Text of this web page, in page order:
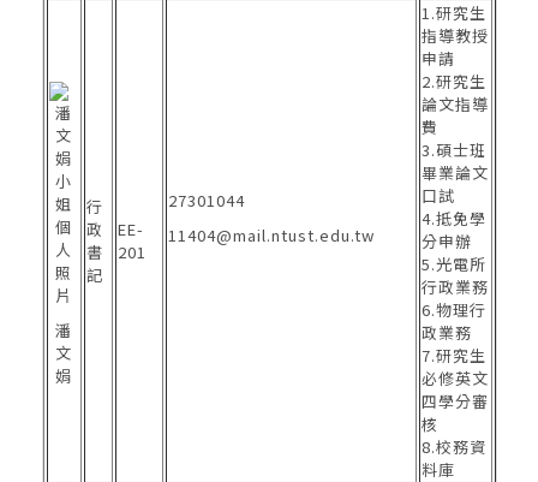
潘
文
娟
行
政
書
記
EE-
201
27301044
11404@mail.ntust.edu.tw
1.研究生
指導教授
申請
2.研究生
論文指導
費
3.碩士班
畢業論文
口試
4.抵免學
分申辦
5.光電所
行政業務
6.物理行
政業務
7.研究生
必修英文
四學分審
核
8.校務資
料庫